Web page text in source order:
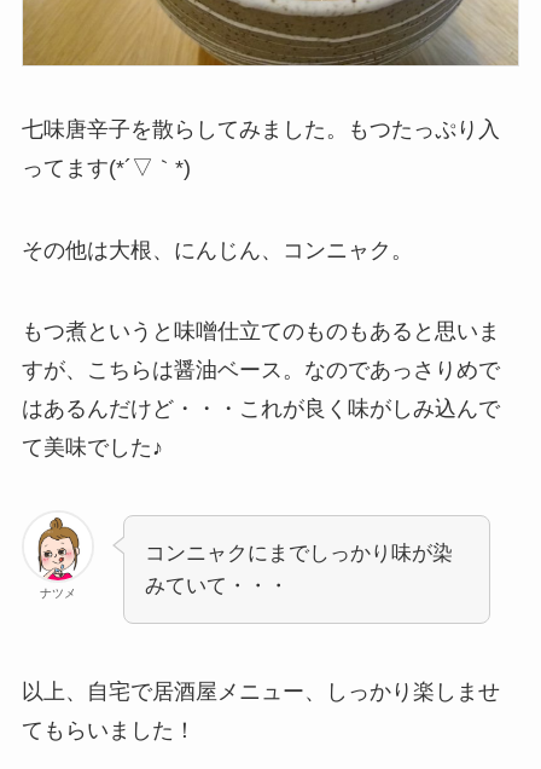
七味唐辛子を散らしてみました。もつたっぷり入
ってます(*´▽｀*)
その他は大根、にんじん、コンニャク。
もつ煮というと味噌仕立てのものもあると思いま
すが、こちらは醤油ベース。なのであっさりめで
はあるんだけど・・・これが良く味がしみ込んで
て美味でした♪
ナツメ
コンニャクにまでしっかり味が染
みていて・・・
以上、自宅で居酒屋メニュー、しっかり楽しませ
てもらいました！